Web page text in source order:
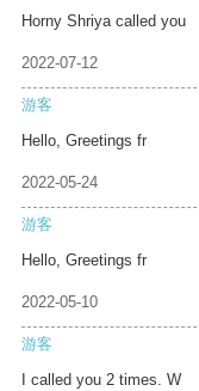
Horny Shriya called you
2022-07-12
游客
Hello, Greetings fr
2022-05-24
游客
Hello, Greetings fr
2022-05-10
游客
I called you 2 times. W